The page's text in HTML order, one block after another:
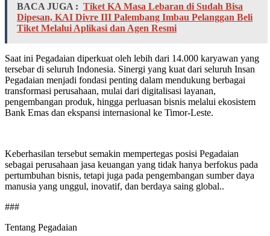
BACA JUGA : Tiket KA Masa Lebaran di Sudah Bisa
Dipesan, KAI Divre III Palembang Imbau Pelanggan Beli
Tiket Melalui Aplikasi dan Agen Resmi
Saat ini Pegadaian diperkuat oleh lebih dari 14.000 karyawan yang
tersebar di seluruh Indonesia. Sinergi yang kuat dari seluruh Insan
Pegadaian menjadi fondasi penting dalam mendukung berbagai
transformasi perusahaan, mulai dari digitalisasi layanan,
pengembangan produk, hingga perluasan bisnis melalui ekosistem
Bank Emas dan ekspansi internasional ke Timor-Leste.
Keberhasilan tersebut semakin mempertegas posisi Pegadaian
sebagai perusahaan jasa keuangan yang tidak hanya berfokus pada
pertumbuhan bisnis, tetapi juga pada pengembangan sumber daya
manusia yang unggul, inovatif, dan berdaya saing global..
###
Tentang Pegadaian